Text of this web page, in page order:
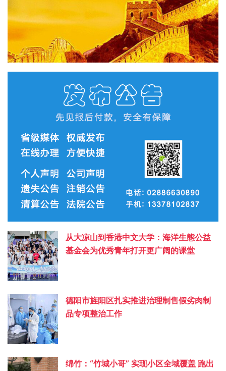
从大凉山到香港中文大学：海洋生態公益
基金会为优秀青年打开更广阔的课堂
德阳市旌阳区扎实推进治理制售假劣肉制
品专项整治工作
绵竹：“竹城小哥” 实现小区全域覆盖 跑出